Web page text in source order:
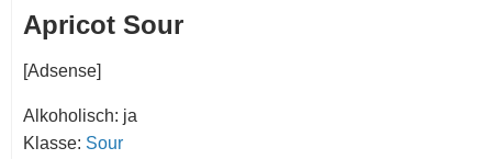
Apricot Sour
[Adsense]
Alkoholisch: ja
Klasse: Sour